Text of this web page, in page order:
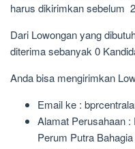
harus dikirimkan sebelum
Dari Lowongan yang
diterima sebanyak 0
Anda bisa mengirimkan
Email ke :
Alamat Perusahaan :
Perum Putra